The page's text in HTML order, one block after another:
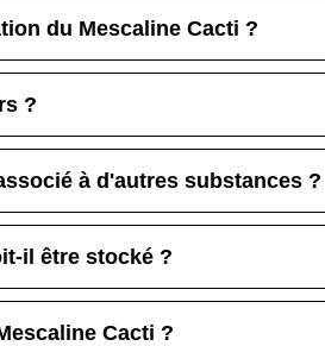
du Mescaline Cacti ?
?
à d'autres substances ?
il être stocké ?
Cacti ?